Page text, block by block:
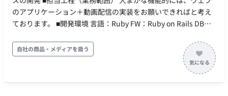
ームでミイダスでの働き方になれていただき、その後ご希望と適
任に合わせてチーム配属を行います。 正社員との垣根はなく、業
務委託の方へもサービスやチームをよくする為に協議したり、ア
イディアを出したりできる環境です。 またエンジニア個人として
の目標やチャレンジしたいことに耳を傾けてくださる環境です。
■組織構成 事業企画2名、エンジニア30名、デザイナー3名という
体制でサービス企画からリリースに至る一連の流れを全て部門内
のアプリケーション＋動画配信の実装をお願いできればと考え
ております。 ■開発環境 言語：Ruby FW：Ruby on Rails DB：
バーチャルオンリー株主総会で支援件数No.1を獲得 事業拡大に
伴い、機能など拡充予定 ■案件の魅力（会社について・サービ
スについて） ・自社SaaSサービスの案件です。 ・フルリモー
トで参画可能です。
自社の商品・メディアを扱う